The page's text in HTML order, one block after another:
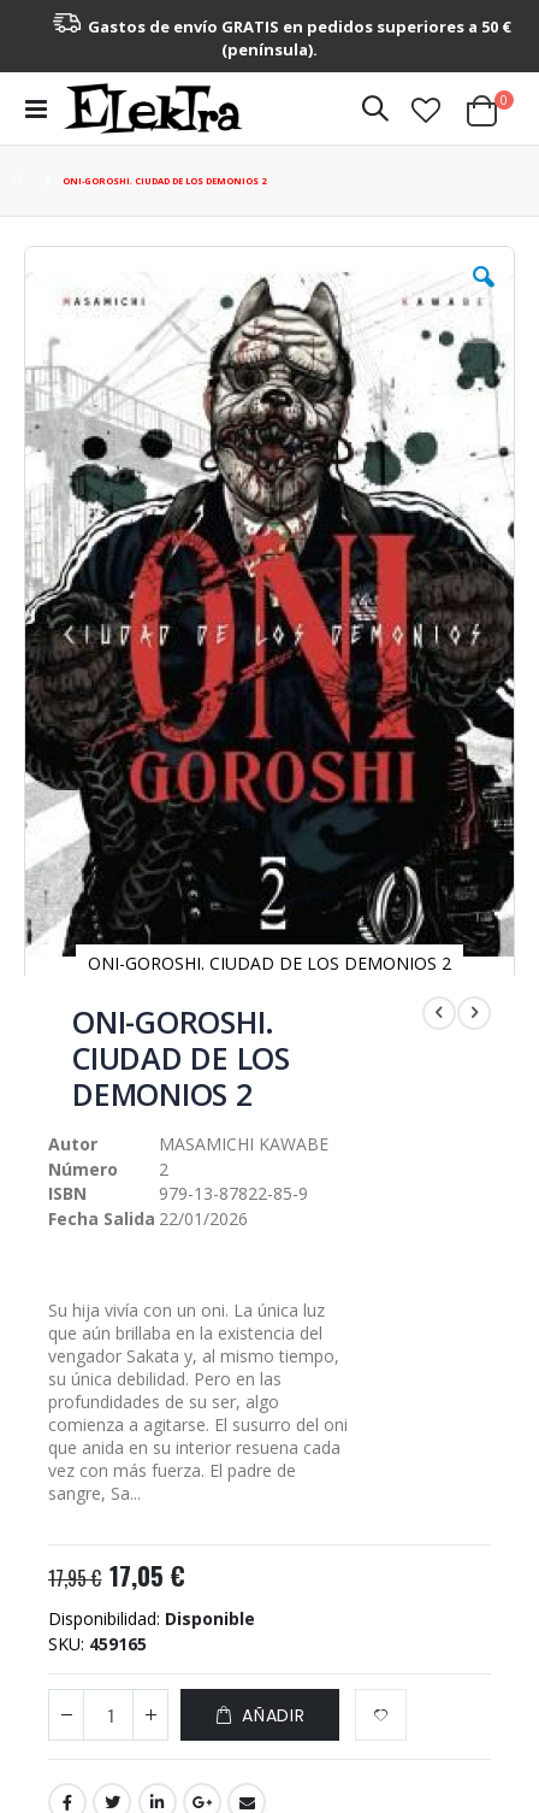
Gastos de envío GRATIS en pedidos superiores a 50 €
(península).
Toggle
Nav
Cart
0
ONI-GOROSHI. CIUDAD DE LOS DEMONIOS 2
Saltar
galería
de
imágenes
ONI-GOROSHI. CIUDAD DE LOS DEMONIOS 2
comienzo
imágenes
ONI-GOROSHI.
CIUDAD DE LOS
DEMONIOS 2
Autor
MASAMICHI KAWABE
Número
2
ISBN
979-13-87822-85-9
Fecha Salida 22/01/2026
Su hija vivía con un oni. La única luz
que aún brillaba en la existencia del
vengador Sakata y, al mismo tiempo,
su única debilidad. Pero en las
profundidades de su ser, algo
comienza a agitarse. El susurro del oni
que anida en su interior resuena cada
vez con más fuerza. El padre de
sangre, Sa...
17,95 € 17,05 €
Disponibilidad: Disponible
SKU 459165
AÑADIR